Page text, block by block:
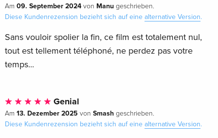
Am 09. September 2024 von Manu geschrieben.
Diese Kundenrezension bezieht sich auf eine alternative Version.
Sans vouloir spolier la fin, ce film est totalement nul,
tout est tellement téléphoné, ne perdez pas votre
temps...
Genial
Am 13. Dezember 2025 von Smash geschrieben.
Diese Kundenrezension bezieht sich auf eine alternative Version.